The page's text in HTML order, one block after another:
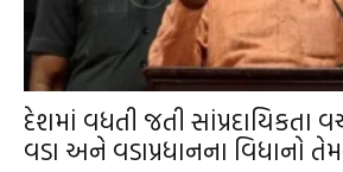
દેશમાં વધતી જતી
વડા અને વડાપ્રધાનના વિધાનો